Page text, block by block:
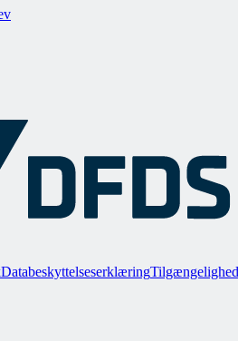
Databeskyttelseserklæring